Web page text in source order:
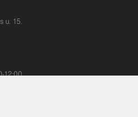
u. 15.
12:00